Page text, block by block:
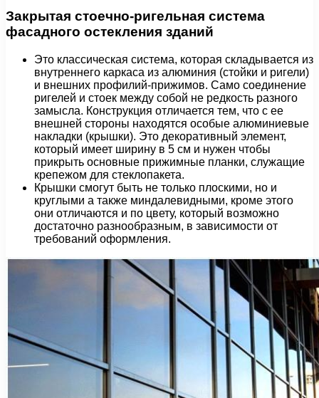
Закрытая стоечно-ригельная система
фасадного остекления зданий
Это классическая система, которая складывается из
внутреннего каркаса из алюминия (стойки и ригели)
и внешних профилий-прижимов. Само соединение
ригелей и стоек между собой не редкость разного
замысла. Конструкция отличается тем, что с ее
внешней стороны находятся особые алюминиевые
накладки (крышки). Это декоративный элемент,
который имеет ширину в 5 см и нужен чтобы
прикрыть основные прижимные планки, служащие
крепежом для стеклопакета.
Крышки смогут быть не только плоскими, но и
круглыми а также миндалевидными, кроме этого
они отличаются и по цвету, который возможно
достаточно разнообразным, в зависимости от
требований оформления.